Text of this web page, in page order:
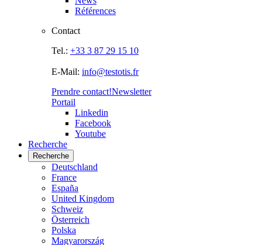
Références
Contact
Tel.: +33 3 87 29 15 10
E-Mail: info@testotis.fr
Prendre contact!Newsletter
Portail
Linkedin
Facebook
Youtube
Recherche
Recherche
Deutschland
France
España
United Kingdom
Schweiz
Österreich
Polska
Magyarország